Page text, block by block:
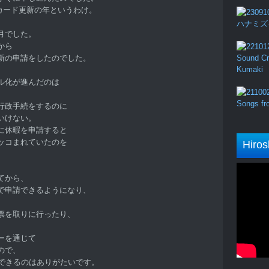
ド更新の年というわけ。
した。
ら
申請をしたのでした。
化が進んだのは
政手続をするのに
ない。
休暇を申請すると
コまれていたのを
ら、
請できるようになり、
取りに行ったり、
を通じて
、
るのはありがたいです。
ハナミ
Sound
Kumaki
Songs